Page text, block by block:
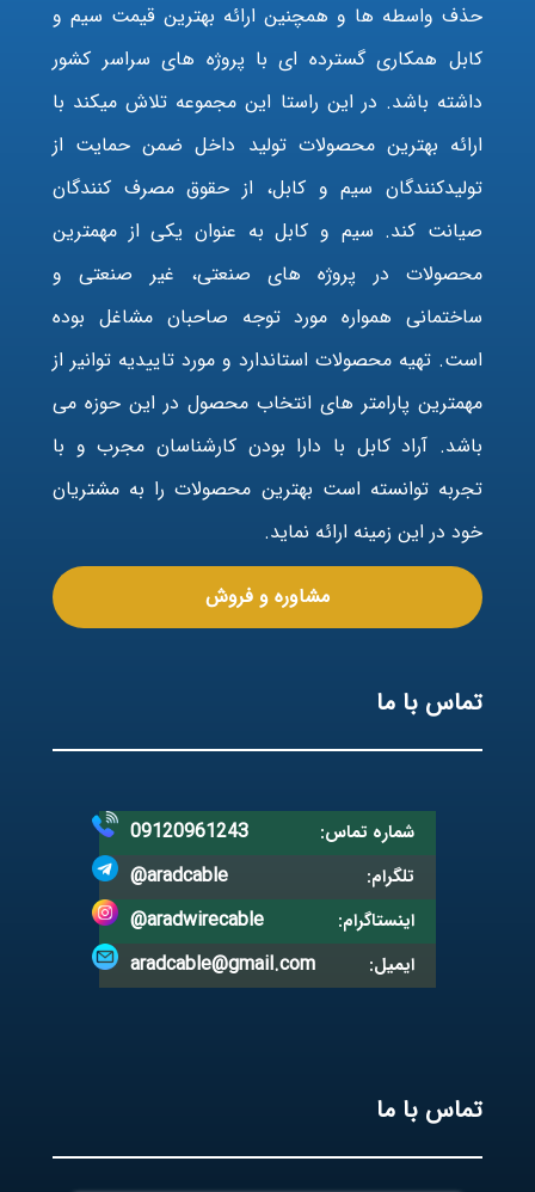
حذف واسطه ها و همچنین ارائه بهترین قیمت سیم و
کابل همکاری گسترده ای با پروژه های سراسر کشور
داشته باشد. در این راستا این مجموعه تلاش میکند با
ارائه بهترین محصولات تولید داخل ضمن حمایت از
تولیدکنندگان سیم و کابل، از حقوق مصرف کنندگان
صیانت کند. سیم و کابل به عنوان یکی از مهمترین
محصولات در پروژه های صنعتی، غیر صنعتی و
ساختمانی همواره مورد توجه صاحبان مشاغل بوده
است. تهیه محصولات استاندارد و مورد تاییدیه توانیر از
مهمترین پارامتر های انتخاب محصول در این حوزه می
باشد. آراد کابل با دارا بودن کارشناسان مجرب و با
تجربه توانسته است بهترین محصولات را به مشتریان
خود در این زمینه ارائه نماید.
مشاوره و فروش
تماس با ما
شماره تماس: 09120961243
تلگرام: @aradcable
اینستاگرام: @aradwirecable
ایمیل: aradcable@gmail.com
تماس با ما